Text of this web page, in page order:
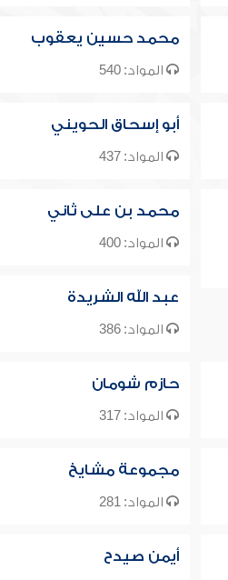
محمد حسين يعقوب
المواد: 540
أبو إسحاق الحويني
المواد: 437
محمد بن على ثاني
المواد: 400
عبد الله الشريدة
المواد: 386
حازم شومان
المواد: 317
مجموعة مشايخ
المواد: 281
أيمن صيدح